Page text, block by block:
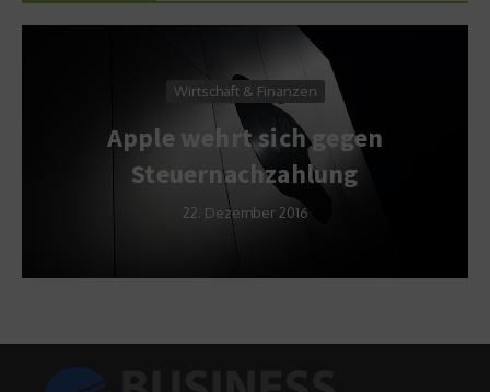
Wirtschaft & Finanzen
Apple wehrt sich gegen
Steuernachzahlung
22. Dezember 2016